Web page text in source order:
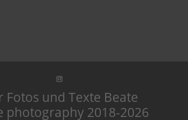
Fotos und Texte Beate
photography 2018-2026